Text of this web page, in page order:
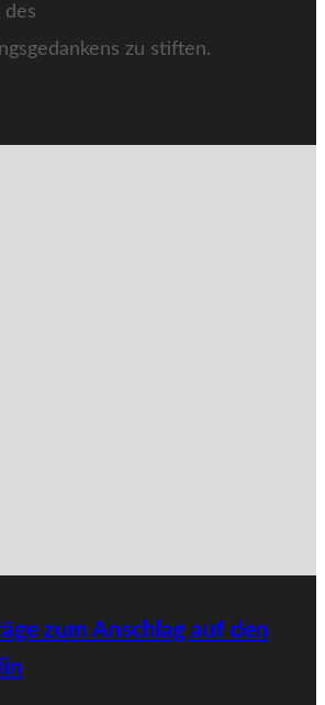
des
zu stiften.
zum Anschlag auf den